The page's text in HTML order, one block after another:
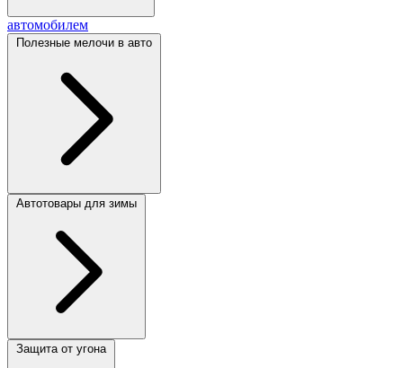
автомобилем
Полезные мелочи в авто
Автотовары для зимы
Защита от угона